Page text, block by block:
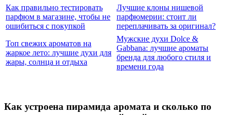
Как правильно тестировать
парфюм в магазине, чтобы не
ошибиться с покупкой
Лучшие клоны нишевой
парфюмерии: стоит ли
переплачивать за оригинал?
Топ свежих ароматов на
жаркое лето: лучшие духи для
жары, солнца и отдыха
Мужские духи Dolce &
Gabbana: лучшие ароматы
бренда для любого стиля и
времени года
Как устроена пирамида аромата и сколько по